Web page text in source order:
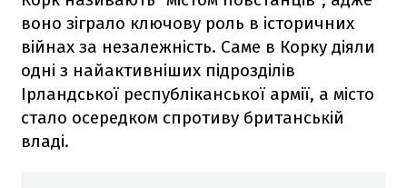
воно зіграло ключову роль в історичних
війнах за незалежність. Саме в Корку діяли
одні з найактивніших підрозділів
Ірландської республіканської армії, а місто
стало осередком спротиву британській
владі.